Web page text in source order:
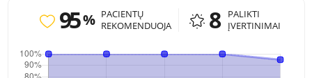
95 % PACIENTŲ
REKOMENDUOJA
8
PALIKTI
ĮVERTINIMAI